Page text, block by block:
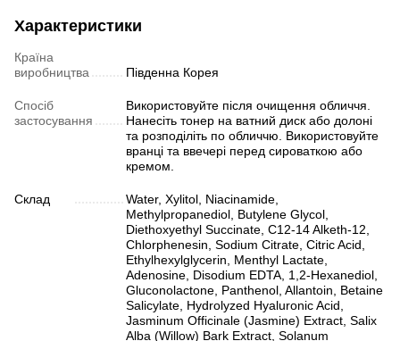
Характеристики
Країна
виробництва
Південна Корея
Спосіб
застосування
Використовуйте після очищення обличчя.
Нанесіть тонер на ватний диск або долоні
та розподіліть по обличчю. Використовуйте
вранці та ввечері перед сироваткою або
кремом.
Склад
Water, Xylitol, Niacinamide,
Methylpropanediol, Butylene Glycol,
Diethoxyethyl Succinate, C12-14 Alketh-12,
Chlorphenesin, Sodium Citrate, Citric Acid,
Ethylhexylglycerin, Menthyl Lactate,
Adenosine, Disodium EDTA, 1,2-Hexanediol,
Gluconolactone, Panthenol, Allantoin, Betaine
Salicylate, Hydrolyzed Hyaluronic Acid,
Jasminum Officinale (Jasmine) Extract, Salix
Alba (Willow) Bark Extract, Solanum